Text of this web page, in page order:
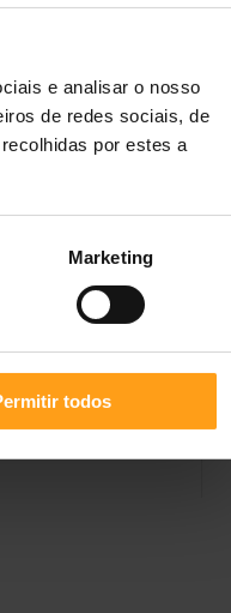
e analisar o nosso
de redes sociais, de
por estes a
Marketing
todos
& Mini Adult 9+